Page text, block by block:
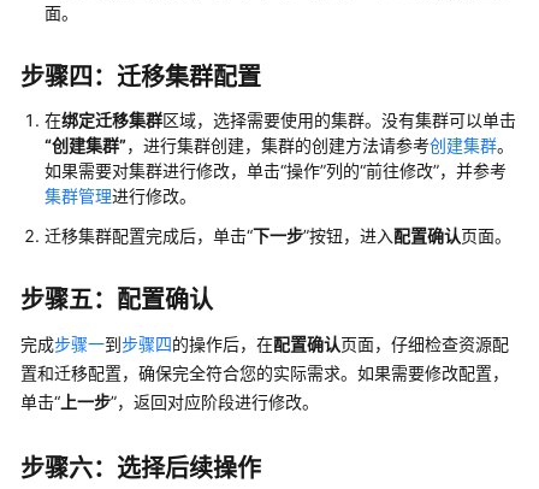
面。
步骤四：迁移集群配置
在绑定迁移集群区域，选择需要使用的集群。没有集群可以单击
“创建集群”，进行集群创建，集群的创建方法请参考创建集群。
如果需要对集群进行修改，单击“操作”列的“前往修改”，并参考
集群管理进行修改。
迁移集群配置完成后，单击“下一步”按钮，进入配置确认页面。
步骤五：配置确认
完成步骤一到步骤四的操作后，在配置确认页面，仔细检查资源配
置和迁移配置，确保完全符合您的实际需求。如果需要修改配置，
单击“ 上一步”，返回对应阶段进行修改。
步骤六：选择后续操作